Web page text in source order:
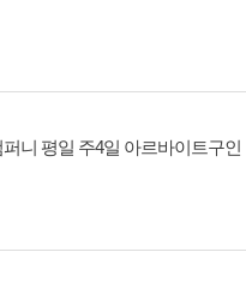
니 평일 주4일 아르바이트구인